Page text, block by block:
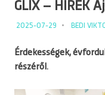
GLIX – HÍREK
2025-07-29 BEDI
Érdekességek,
részéről.